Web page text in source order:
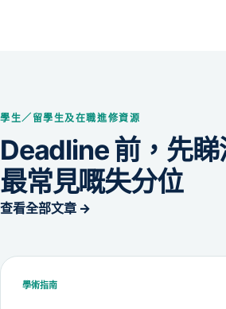
學生／留學生及在職進修資源
Deadline 前，先睇
最常見嘅失分位
查看全部文章 →
學術指南